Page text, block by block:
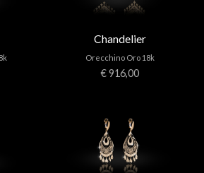
Chandelier
Orecchino Oro 18k
€ 916,00